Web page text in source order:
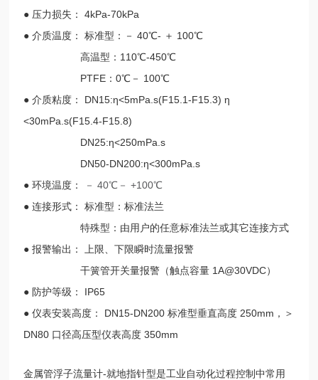
● 压力损失： 4kPa-70kPa
● 介质温度： 标准型：－ 40℃- ＋ 100℃
高温型：110℃-450℃
PTFE：0℃－ 100℃
● 介质粘度： DN15:η<5mPa.s(F15.1-F15.3) η
<30mPa.s(F15.4-F15.8)
DN25:η<250mPa.s
DN50-DN200:η<300mPa.s
● 环境温度：
－ 40℃－ +100℃
● 连接形式： 标准型：标准法兰
特殊型：由用户的任意标准法兰或其它连接方式
● 报警输出： 上限、下限瞬时流量报警
干簧管开关量报警（触点容量 1A@30VDC）
● 防护等级： IP65
● 仪表安装高度： DN15-DN200 标准型垂直高度 250mm，＞
DN80 口径高压型仪表高度 350mm
金属管浮子流量计-就地指针型是工业自动化过程控制中常用